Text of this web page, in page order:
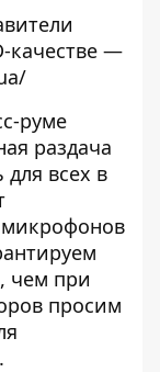
качестве —
руме
раздача
для всех в
чем при
просим